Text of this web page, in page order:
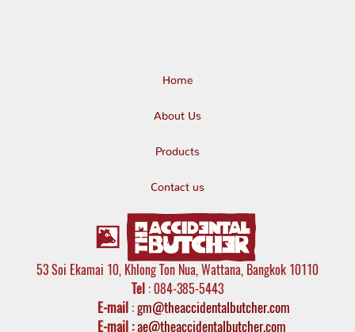
Home
About Us
Products
Contact us
53 Soi Ekamai 10, Khlong Ton Nua, Wattana, Bangkok 10110
Tel : 084-385-5443
E-mail:gm@theaccidentalbutcher.com
E-mail :ae@theaccidentalbutcher.com